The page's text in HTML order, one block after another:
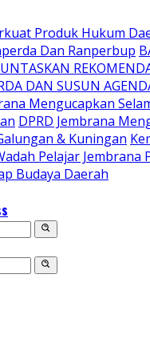
Produk Hukum
Dan Ranperbup
DAN SUSUN
Mengucapkan
DPRD Jembrana
& Kuningan
Pelajar Jembrana
Budaya Daerah